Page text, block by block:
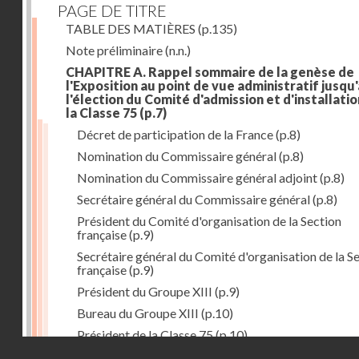
PAGE DE TITRE
TABLE DES MATIÈRES (p.135)
Note préliminaire(n.n.)
CHAPITRE A. Rappel sommaire de la genèse de
l'Exposition au point de vue administratif
l'élection du Comité d'admission et
la Classe 75 (p.7)
Décret de participation de la France(p.8)
Nomination du Commissaire général(p.8)
Nomination du Commissaire général adjoint(p.8)
Secrétaire général du Commissaire général(p.8)
Président du Comité d'organisation de la Section
française(p.9)
Secrétaire général du Comité d'organisation de la
française(p.9)
Président du Groupe XIII (p.9)
Bureau du Groupe XIII (p.10)
Président de la Classe 75(p.10)